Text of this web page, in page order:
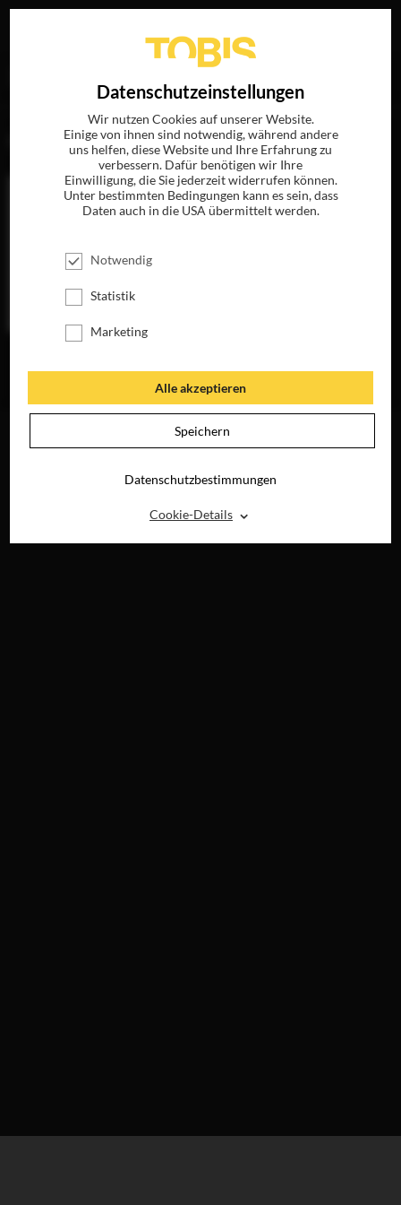
„Urs Rechn“ergab folgende Treffer
JETZT AUF DVD,
JETZT AUF BLU-
RAY, DVD &
DIGITAL
Datenschutzeinstellungen
Wir nutzen Cookies auf unserer Website.
Einige von ihnen sind notwendig, während andere
uns helfen, diese Website und Ihre Erfahrung zu
verbessern. Dafür benötigen wir Ihre
Einwilligung, die Sie jederzeit widerrufen können.
Unter bestimmten Bedingungen kann es sein, dass
Daten auch in die USA übermittelt werden.
Notwendig
Statistik
Marketing
Alle akzeptieren
Speichern
Datenschutzbestimmungen
Cookie-Details ⌃